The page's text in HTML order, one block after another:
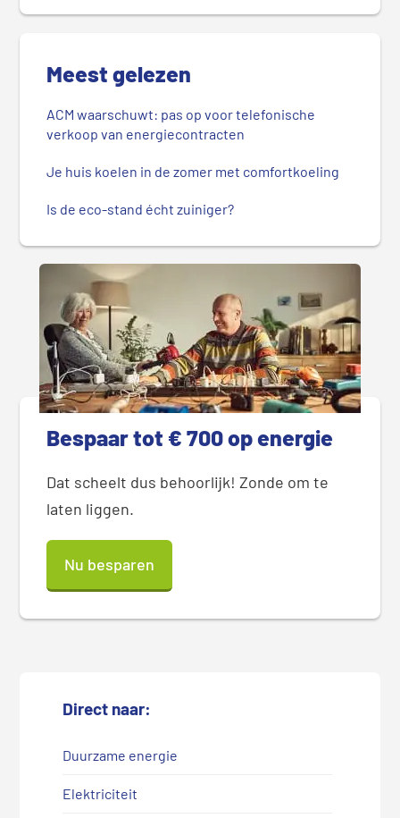
Meest gelezen
ACM waarschuwt: pas op voor telefonische
verkoop van energiecontracten
Je huis koelen in de zomer met comfortkoeling
Is de eco-stand écht zuiniger?
Bespaar tot € 700 op energie
Dat scheelt dus behoorlijk! Zonde om te
laten liggen.
Nu besparen
Direct naar:
Duurzame energie
Elektriciteit